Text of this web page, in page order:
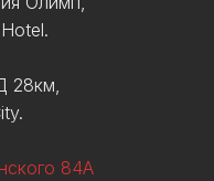
28км,
84А